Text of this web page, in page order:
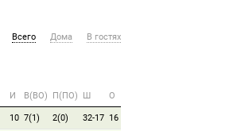
Всего Дома В гостях
И В(ВО) П(ПО) Ш О
10 7(1) 2(0) 32-17 16